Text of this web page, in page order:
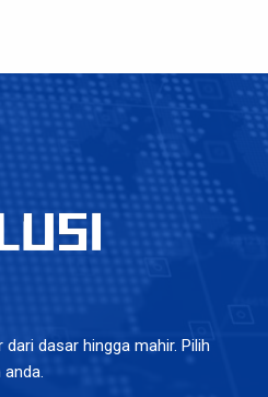
dasar hingga mahir. Pilih